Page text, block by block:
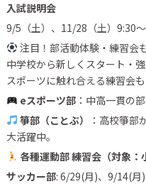
入試説明会
9/5（土）、11/28（土）9:30
注目！部活動体験・練習会
中学校から新しくスタート・
スポーツに触れ合える練習会も
eスポーツ部：中高一貫の
箏部（ことぶ）
：高校箏部
大活躍中。
各種運動部 練習会（対象：
サッカー部: 6/29(月)、9/14(月)